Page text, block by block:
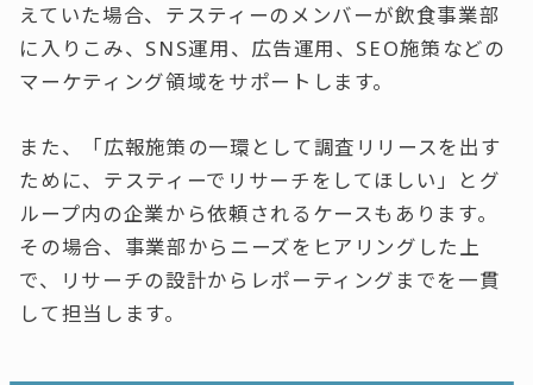
えていた場合、テスティーのメンバーが飲食事業部
に入りこみ、SNS運用、広告運用、SEO施策などの
マーケティング領域をサポートします。
また、「広報施策の一環として調査リリースを出す
ために、テスティーでリサーチをしてほしい」とグ
ループ内の企業から依頼されるケースもあります。
その場合、事業部からニーズをヒアリングした上
で、リサーチの設計からレポーティングまでを一貫
して担当します。